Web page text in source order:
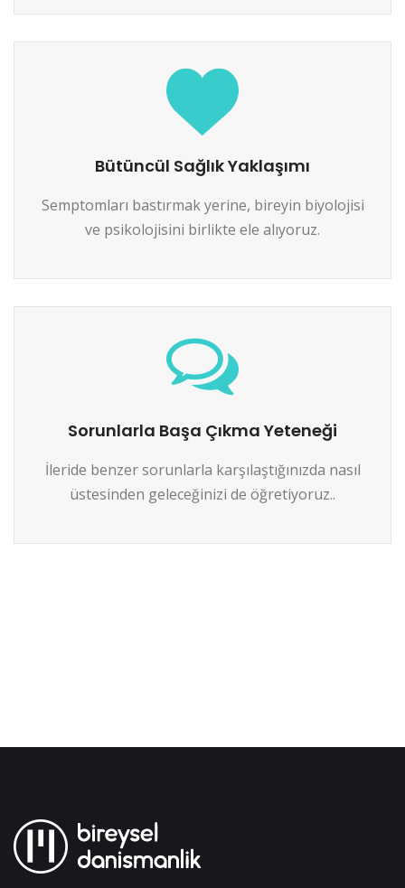
Bütüncül Sağlık Yaklaşımı
Semptomları bastırmak yerine, bireyin biyolojisi
ve psikolojisini birlikte ele alıyoruz.
Sorunlarla Başa Çıkma Yeteneği
İleride benzer sorunlarla karşılaştığınızda nasıl
üstesinden geleceğinizi de öğretiyoruz..